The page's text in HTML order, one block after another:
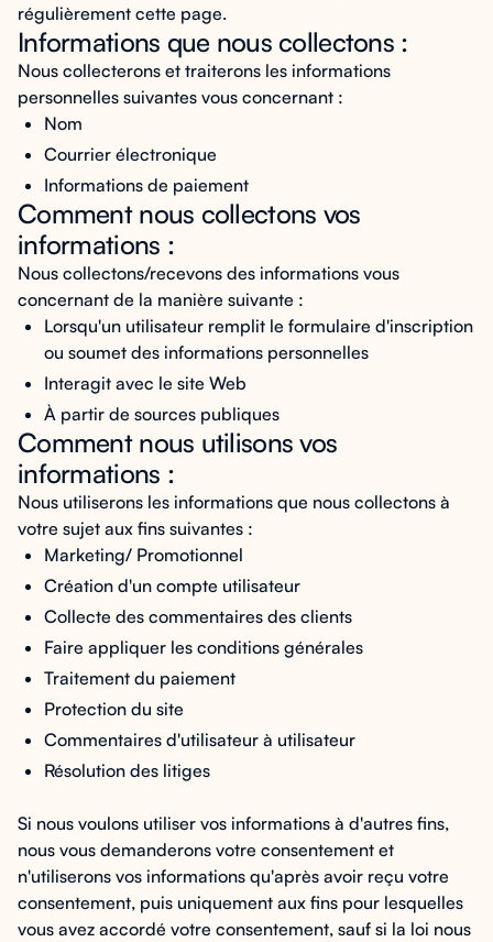
régulièrement cette page.
Informations que nous collectons :
Nous collecterons et traiterons les informations
personnelles suivantes vous concernant :
Nom
Courrier électronique
Informations de paiement
Comment nous collectons vos
informations :
Nous collectons/recevons des informations vous
concernant de la manière suivante :
Lorsqu'un utilisateur remplit le formulaire d'inscription
ou soumet des informations personnelles
Interagit avec le site Web
À partir de sources publiques
Comment nous utilisons vos
informations :
Nous utiliserons les informations que nous collectons à
votre sujet aux fins suivantes :
Marketing/ Promotionnel
Création d'un compte utilisateur
Collecte des commentaires des clients
Faire appliquer les conditions générales
Traitement du paiement
Protection du site
Commentaires d'utilisateur à utilisateur
Résolution des litiges
Si nous voulons utiliser vos informations à d'autres fins,
nous vous demanderons votre consentement et
n'utiliserons vos informations qu'après avoir reçu votre
consentement, puis uniquement aux fins pour lesquelles
vous avez accordé votre consentement, sauf si la loi nous